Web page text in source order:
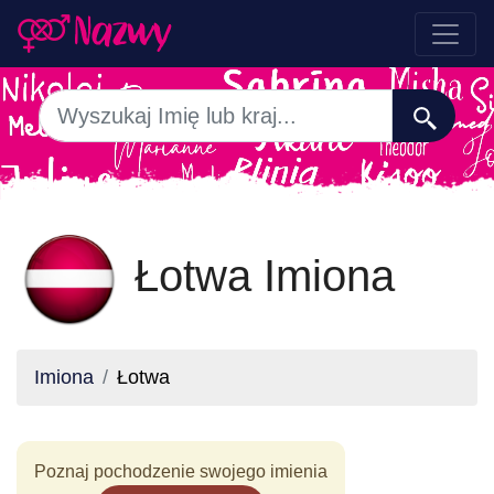
Łotwa Imiona
Imiona Łotwa
Poznaj pochodzenie swojego imienia